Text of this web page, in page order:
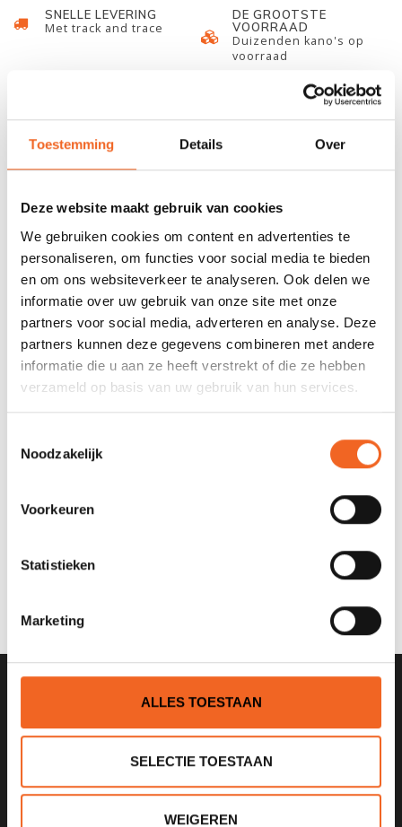
Toestemming Details Over
Deze website maakt gebruik van cookies
We gebruiken cookies om content en advertenties te
personaliseren, om functies voor social media te bieden
en om ons websiteverkeer te analyseren. Ook delen we
informatie over uw gebruik van onze site met onze
partners voor social media, adverteren en analyse. Deze
partners kunnen deze gegevens combineren met andere
informatie die u aan ze heeft verstrekt of die ze hebben
verzameld op basis van uw gebruik van hun services.
Noodzakelijk
Voorkeuren
Statistieken
Marketing
ALLES TOESTAAN
SELECTIE TOESTAAN
WEIGEREN
SNELLE LEVERING
Met track and trace
DE GROOTSTE
VOORRAAD
Duizenden kano's op
voorraad
PROEFVAART
INFORMATIE
Met deze bevestigings set van Venture kunnen open kano
banken bevestigd worden aan de kano.
Afmetingen
Lengte: 25 centimeter
Afstand van hart tot hart: 22 centimeter
Breedte 10.5 centimeter
REVIEWS
Nog niet gewaardeerd
NIEUWSBRIEF